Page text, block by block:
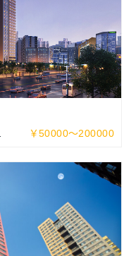
￥50000～200000